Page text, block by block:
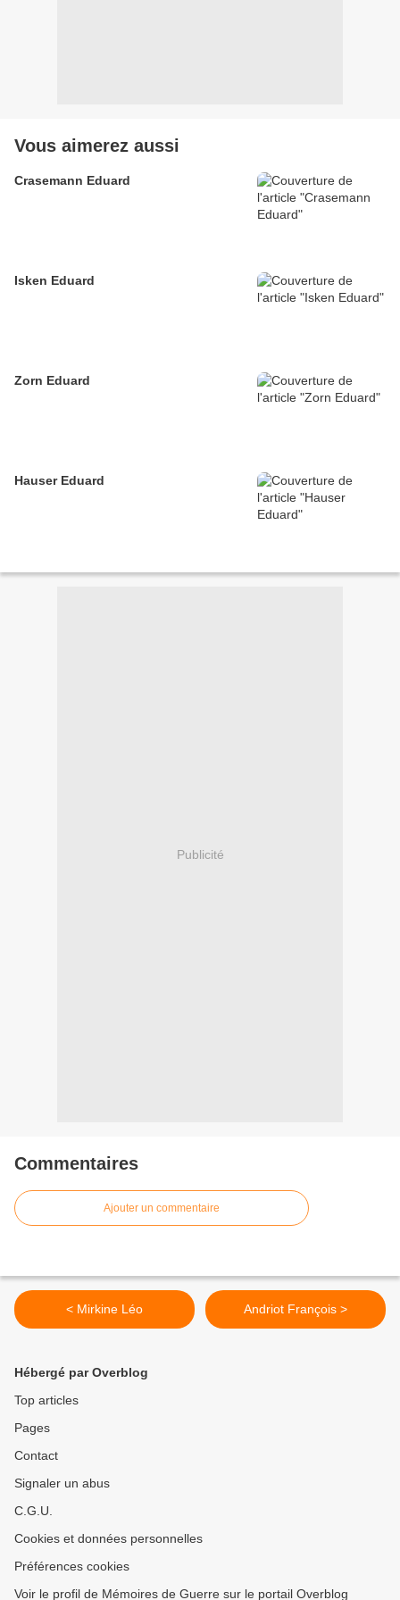
Vous aimerez aussi
Crasemann Eduard
Isken Eduard
Zorn Eduard
Hauser Eduard
Publicité
Commentaires
Ajouter un commentaire
< Mirkine Léo Andriot François >
Hébergé par Overblog
Top articles
Pages
Contact
Signaler un abus
C.G.U.
Cookies et données personnelles
Préférences cookies
Voir le profil de Mémoires de Guerre sur le portail Overblog